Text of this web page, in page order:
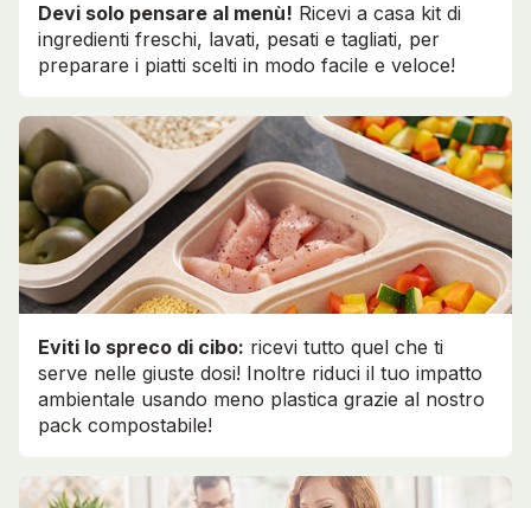
Devi solo pensare al menù! Ricevi a casa kit di
ingredienti freschi, lavati, pesati e tagliati, per
preparare i piatti scelti in modo facile e veloce!
Eviti lo spreco di cibo: ricevi tutto quel che ti
serve nelle giuste dosi! Inoltre riduci il tuo impatto
ambientale usando meno plastica grazie al nostro
pack compostabile!